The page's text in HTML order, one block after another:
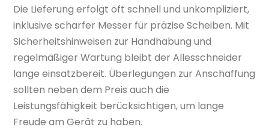
Die Lieferung erfolgt oft schnell und unkompliziert,
inklusive scharfer Messer für präzise Scheiben. Mit
Sicherheitshinweisen zur Handhabung und
regelmäßiger Wartung bleibt der Allesschneider
lange einsatzbereit. Überlegungen zur Anschaffung
sollten neben dem Preis auch die
Leistungsfähigkeit berücksichtigen, um lange
Freude am Gerät zu haben.